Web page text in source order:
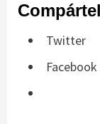
Twitter
Facebook